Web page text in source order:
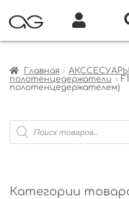
Главная АКССЕСУАРЫ
полотенцедержатели
полотенцедержателем)
Поиск
товаров
Категории